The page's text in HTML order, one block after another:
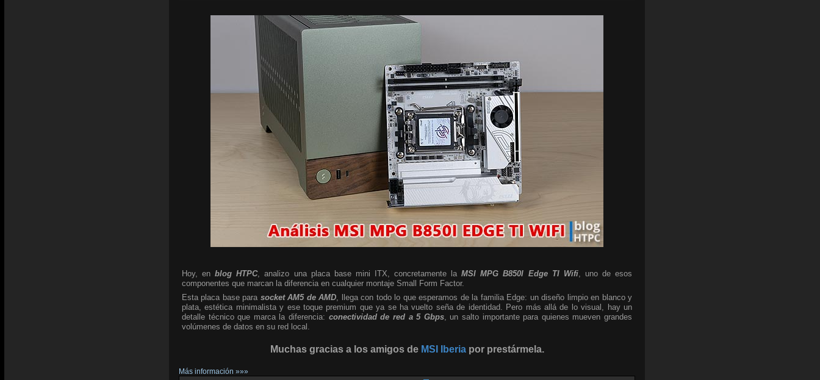
Hoy, enblog HTPC, analizo una placa base mini ITX, concretamente laMSI MPG B850I Edge TI Wifi, uno de esos
componentes que marcan la diferencia en cualquier montaje Small Form Factor.
Esta placa base para socket AM5 de AMD , llega con todo lo que esperamos de la familia Edge: un diseño limpio en blanco y
plata, estética minimalista y ese toque premium que ya se ha vuelto seña de identidad. Pero más allá de lo visual, hay un
detalle técnico que marca la diferencia: conectividad de red a 5 Gbps, un salto importante para quienes mueven grandes
volúmenes de datos en su red local.
Muchas gracias a los amigos de MSI Iberiapor prestármela.
Más información »»»